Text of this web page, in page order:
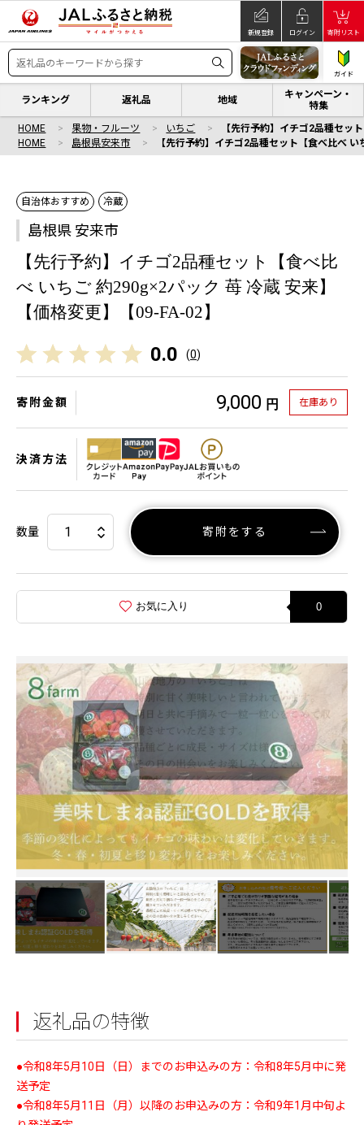
新規登録 ログイン 寄附リスト
ガイド
ランキング 返礼品 地域
キャンペーン・
特集
HOME 果物・フルーツ いちご
【先行予約】イチゴ2品種セッ
HOME
島根県安来市 【先行予約】イチゴ2品種セット【食べ比べ
自治体おすすめ 冷蔵
島根県 安来市
【先行予約】イチゴ2品種セット【食べ比
べ いちご 約290g×2パック 苺 冷蔵 安来】
【価格変更】【09-FA-02】
0.0 (0)
寄附金額 9,000 円 在庫あり
決済方法
数量 寄附をする
お気に入り 0
返礼品の特徴
●令和8年5月10日（日）までのお申込みの方：令和8年5月中に発
送予定
●令和8年5月11日（月）以降のお申込みの方：令和9年1月中旬よ